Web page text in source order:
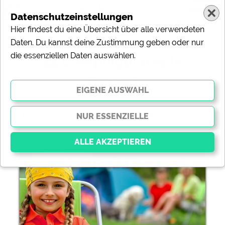
55 Campingplätze in
Hessen
Ulstertal
Datenschutzeinstellungen
Hier findest du eine Übersicht über alle verwendeten
Daten. Du kannst deine Zustimmung geben oder nur
die essenziellen Daten auswählen.
Essenziell
Essenzielle Cookies ermöglichen grundlegende
Funktionen und sind für die einwandfreie Funktion der
Website dringend erforderlich. Ohne diese Cookies
werden Teile der Websitenicht funktionieren.